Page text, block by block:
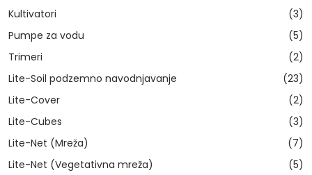
Kultivatori
(3)
Pumpe za vodu
(5)
Trimeri
(2)
Lite-Soil podzemno navodnjavanje
(23)
Lite-Cover
(2)
Lite-Cubes
(3)
Lite-Net (Mreža)
(7)
Lite-Net (Vegetativna mreža)
(5)